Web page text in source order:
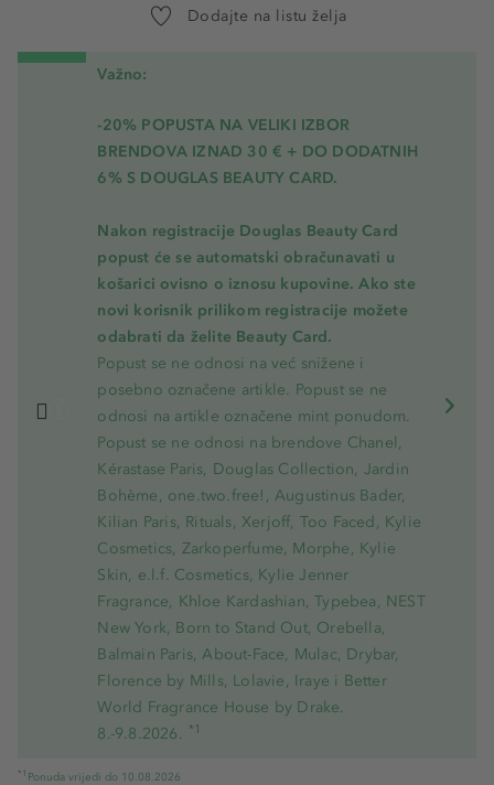
Dodajte na listu želja
Važno:
-20% POPUSTA NA VELIKI IZBOR
BRENDOVA IZNAD 30 € + DO DODATNIH
6% S DOUGLAS BEAUTY CARD.
Nakon registracije Douglas Beauty Card
popust će se automatski obračunavati u
košarici ovisno o iznosu kupovine. Ako ste
novi korisnik prilikom registracije možete
odabrati da želite Beauty Card.
Popust se ne odnosi na već snižene i
posebno označene artikle. Popust se ne
odnosi na artikle označene mint ponudom.
Popust se ne odnosi na brendove Chanel,
Kérastase Paris, Douglas Collection, Jardin
Bohème, one.two.free!, Augustinus Bader,
Kilian Paris, Rituals, Xerjoff, Too Faced, Kylie
Cosmetics, Zarkoperfume, Morphe, Kylie
Skin, e.l.f. Cosmetics, Kylie Jenner
Fragrance, Khloe Kardashian, Typebea, NEST
New York, Born to Stand Out, Orebella,
Balmain Paris, About-Face, Mulac, Drybar,
Florence by Mills, Lolavie, Iraye i Better
World Fragrance House by Drake.
8.-9.8.2026. *1
*1 Ponuda vrijedi do 10.08.2026